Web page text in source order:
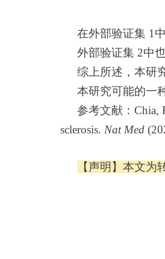
在外部验证集 1
外部验证集 2中
综上所述，本研
本研究可能的一
参考文献：Chia,
sclerosis. Nat Med
【声明】本文